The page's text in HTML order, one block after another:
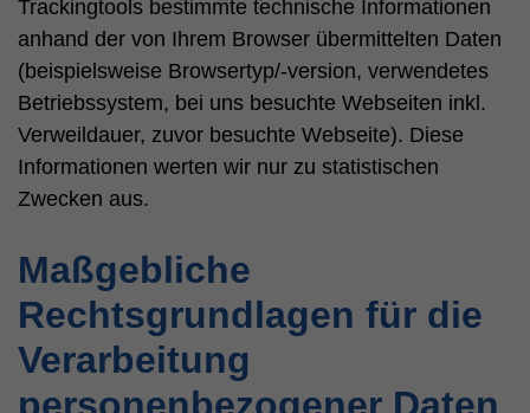
Trackingtools bestimmte technische Informationen
anhand der von Ihrem Browser übermittelten Daten
(beispielsweise Browsertyp/-version, verwendetes
Betriebssystem, bei uns besuchte Webseiten inkl.
Verweildauer, zuvor besuchte Webseite). Diese
Informationen werten wir nur zu statistischen
Zwecken aus.
Maßgebliche
Rechtsgrundlagen für die
Verarbeitung
personenbezogener Daten